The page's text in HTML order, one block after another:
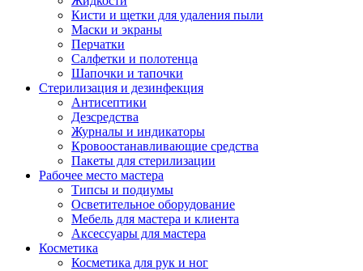
Кисти и щетки для удаления пыли
Маски и экраны
Перчатки
Салфетки и полотенца
Шапочки и тапочки
Стерилизация и дезинфекция
Антисептики
Дезсредства
Журналы и индикаторы
Кровоостанавливающие средства
Пакеты для стерилизации
Рабочее место мастера
Типсы и подиумы
Осветительное оборудование
Мебель для мастера и клиента
Аксессуары для мастера
Косметика
Косметика для рук и ног